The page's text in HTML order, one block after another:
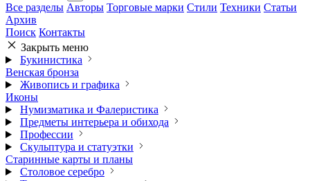
Все разделы Авторы Торговые марки Стили Техники Статьи
Архив
Поиск Контакты
Закрыть меню
Букинистика
Венская бронза
Живопись и графика
Иконы
Нумизматика и Фалеристика
Предметы интерьера и обихода
Профессии
Скульптура и статуэтки
Старинные карты и планы
Столовое серебро